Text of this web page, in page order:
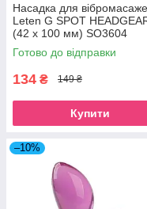
Насадка для
Leten G SPOT
(42 x 100 мм) SO3604
Готово до відправки
134 ₴ 149 ₴
Купити
–10%